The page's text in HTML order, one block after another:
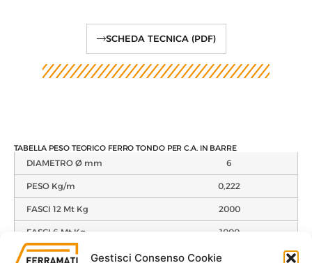
Gestisci Consenso Cookie
SCHEDA TECNICA (PDF)
TABELLA PESO TEORICO FERRO TONDO PER C.A. IN BARRE
DIAMETRO Ø mm 6
PESO Kg/m 0,222
FASCI 12 Mt Kg 2000
FASCI 6 Mt Kg 1000
DIAMETRO Ø mm